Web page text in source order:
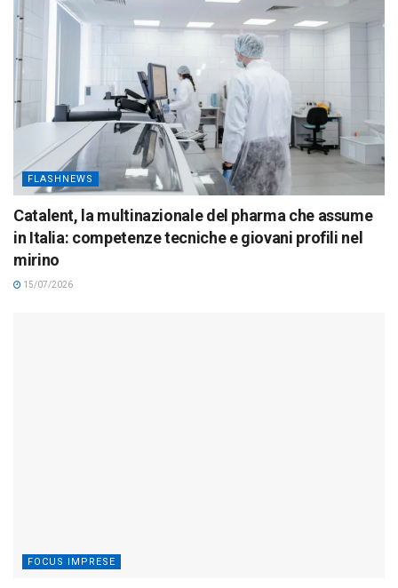
FLASHNEWS
Catalent, la multinazionale del pharma che assume
in Italia: competenze tecniche e giovani profili nel
mirino
15/07/2026
FOCUS IMPRESE